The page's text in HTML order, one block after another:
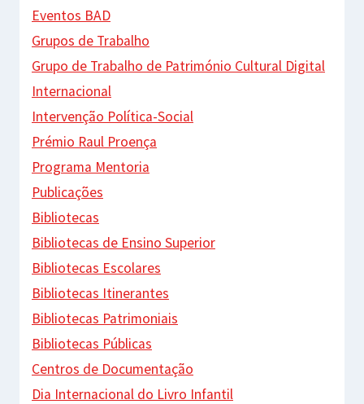
Eventos BAD
Grupos de Trabalho
Grupo de Trabalho de Património Cultural Digital
Internacional
Intervenção Política-Social
Prémio Raul Proença
Programa Mentoria
Publicações
Bibliotecas
Bibliotecas de Ensino Superior
Bibliotecas Escolares
Bibliotecas Itinerantes
Bibliotecas Patrimoniais
Bibliotecas Públicas
Centros de Documentação
Dia Internacional do Livro Infantil